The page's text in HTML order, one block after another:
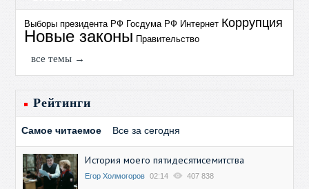
Выборы президента РФ Госдума РФ Интернет Коррупция
Новые законы Правительство
все темы →
Рейтинги
Самое читаемое Все за сегодня
История моего пятидесятисемитства
Егор Холмогоров 02:14 407 838